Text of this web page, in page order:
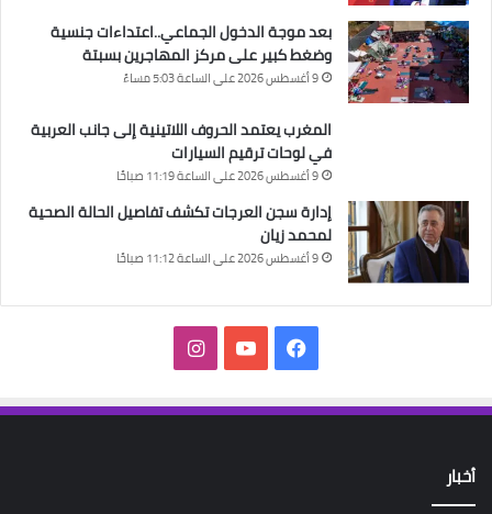
بعد موجة الدخول الجماعي..اعتداءات جنسية
وضغط كبير على مركز المهاجرين بسبتة
9 أغسطس 2026 على الساعة 5:03 مساءً
المغرب يعتمد الحروف اللاتينية إلى جانب العربية
في لوحات ترقيم السيارات
9 أغسطس 2026 على الساعة 11:19 صباحًا
إدارة سجن العرجات تكشف تفاصيل الحالة الصحية
لمحمد زيان
9 أغسطس 2026 على الساعة 11:12 صباحًا
فيسبوك‫YouTubeانستقرام
أخبار